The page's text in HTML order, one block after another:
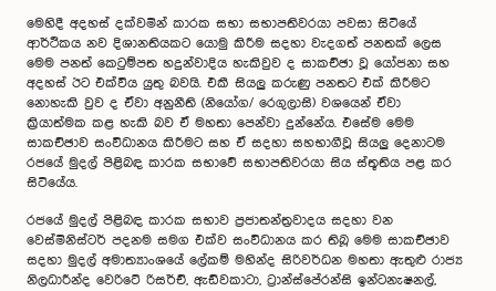
මෙහිදී අදහස් දක්වමින් කාරක සභා සභාපතිවරයා පවසා සිටියේ
ආර්ථිකය නව දිශානතියකට යොමු කි‍රීම සදහා වැදගත් පනතක් ලෙස
මෙම පනත් කෙටුම්පත හදුන්වාදිය හැකිවුව ද සාකච්ඡා වූ යෝජනා සහ
අදහස් ඊට එක්විය යුතු බවයි. එකී සියලු කරුණු පනතට එක් කිරීමට
‍නොහැකි වුව ද ඒවා අනුනීති (නියෝග/ රෙගුලාසි) වශයෙන් ඒවා
ක්‍රියාත්මක කළ හැකි බව ඒ මහතා පෙන්වා දුන්නේය. එසේම මෙම
සාකච්ඡාව සංවිධානය කිරීමට සහ ඒ සදහා සහභාගීවූ සියලු දෙනාටම
රජයේ මුදල් පිළිබඳ කාරක සභාවේ සභාපතිවරයා සිය ස්තූතිය පළ කර
සිටියේය.
රජයේ මුදල් පිළිබඳ කාරක සභාව ප්‍රජාතන්ත්‍රවාදය සදහා වන
වෙස්මිනිස්ටර් පදනම සමග එක්ව සංවිධානය කර තිබූ මෙම සාකච්ඡාව
සදහා මුදල් අමාත්‍යාංශයේ ලේකම් මහින්ද සිරිවර්ධන මහතා ඇතුළු රාජ්‍ය
නිලධාරීන්ද වෙරිටේ රිසර්ච්, ඇඩ්වකාටා, ට්‍රාන්ස්පේරන්සි ඉන්ටනැෂනල්,